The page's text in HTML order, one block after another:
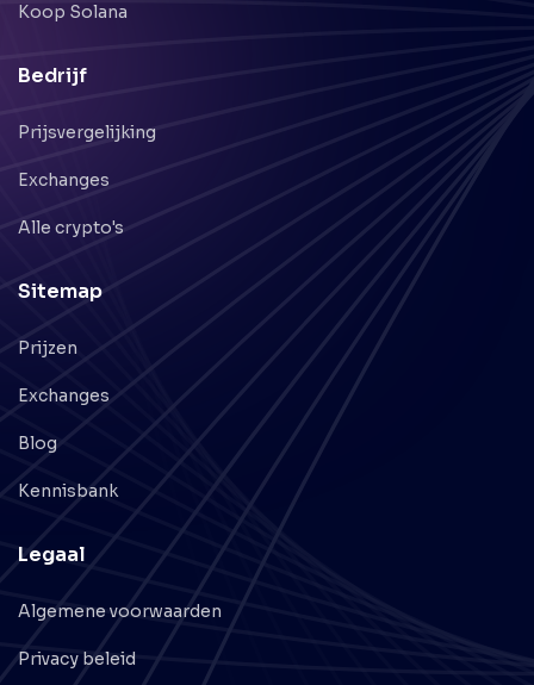
Koop Solana
Bedrijf
Prijsvergelijking
Exchanges
Alle crypto's
Sitemap
Prijzen
Exchanges
Blog
Kennisbank
Legaal
Algemene voorwaarden
Privacy beleid